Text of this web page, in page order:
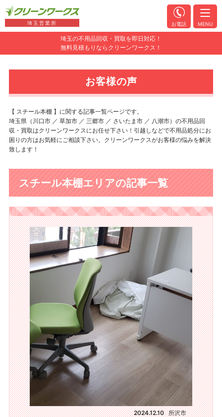
埼玉の不用品回収・買取を即日対応！
無料見積もりならクリーンワークス！
埼玉営業所 お電話 MENU
お客様の声
【 スチール本棚 】に関する記事一覧ページです。
埼玉県（川口市 ／ 草加市 ／ 三郷市 ／ さいたま市 ／ 八潮市）の不用品回
収・買取はクリーンワークスにお任せ下さい！引越しなどで不用品処分にお
困りの方はお気軽にご相談下さい。クリーンワークスがお客様の悩みを解決
致します！
スチール本棚エリアの記事一覧
2024.12.10 所沢市